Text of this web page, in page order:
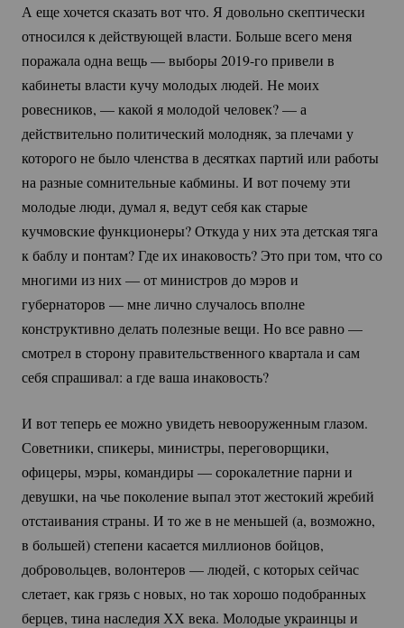
А еще хочется сказать вот что. Я довольно скептически
относился к действующей власти. Больше всего меня
поражала одна вещь — выборы 2019-гопривели в
кабинеты власти кучу молодых людей. Не моих
ровесников, — какой я молодой человек? — а
действительно политический молодняк, за плечами у
которого не было членства в десятках партий или работы
на разные сомнительные кабмины. И вот почему эти
молодые люди, думал я, ведут себя как старые
кучмовские функционеры? Откуда у них эта детская тяга
к баблу и понтам? Где их инаковость? Это при том, что со
многими из них — от министров до мэров и
губернаторов — мне лично случалось вполне
конструктивно делать полезные вещи. Но все равно —
смотрел в сторону правительственного квартала и сам
себя спрашивал: а где ваша инаковость?
И вот теперь ее можно увидеть невооруженным глазом.
Советники, спикеры, министры, переговорщики,
офицеры, мэры, командиры — сорокалетние парни и
девушки, на чье поколение выпал этот жестокий жребий
отстаивания страны. И то же в не меньшей (а, возможно,
в большей) степени касается миллионов бойцов,
добровольцев, волонтеров — людей, с которых сейчас
слетает, как грязь с новых, но так хорошо подобранных
берцев, тина наследия ХХ века. Молодые украинцы и